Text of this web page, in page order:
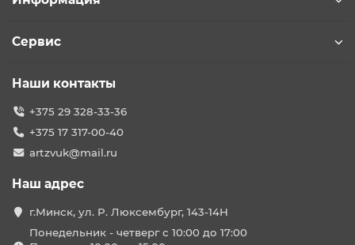
Сервис
Наши контакты
+375 29 328-33-36
+375 17 317-00-40
artzvuk@mail.ru
Наш адрес
г.Минск, ул. Р. Люксембург, 143-14Н
Понедельник - четверг с 10:00 до 17:00